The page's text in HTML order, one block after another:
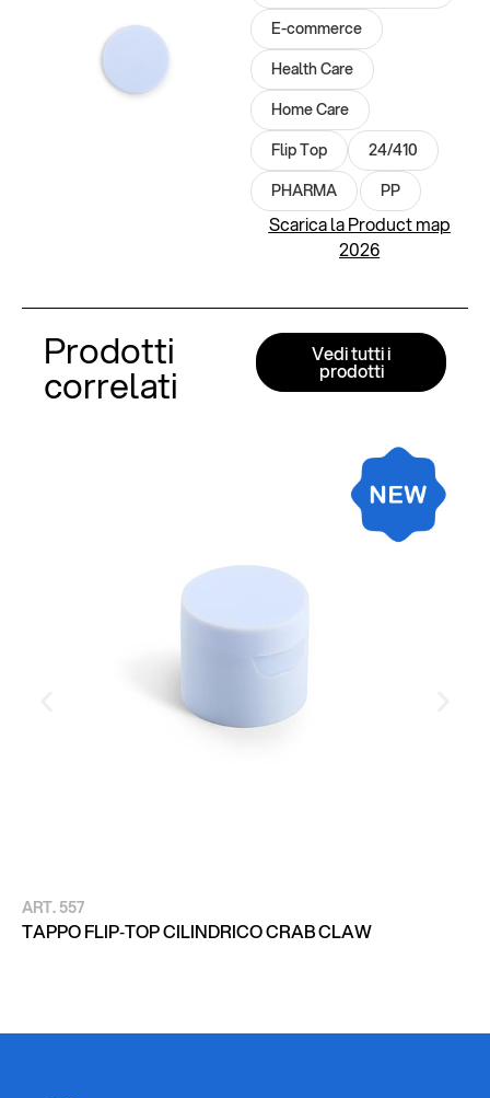
E-commerce
Health Care
Home Care
Flip Top
24/410
PHARMA
PP
Scarica la Product map
2026
Prodotti
correlati
Vedi tutti i
prodotti
ART. 557
TAPPO FLIP‑TOP CILINDRICO CRAB CLAW